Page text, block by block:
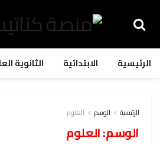
الرئيسية الابتدائية الثانوية
الرئيسية الوسم العلوم
الوسم:العلوم